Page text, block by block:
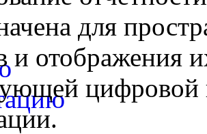
для
и отображения
цифровой